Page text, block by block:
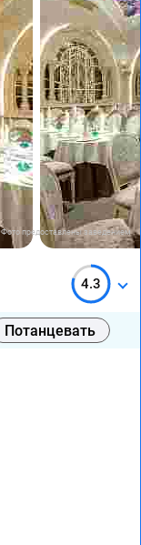
Фото предоставлены заведением
4.3
Потанцевать